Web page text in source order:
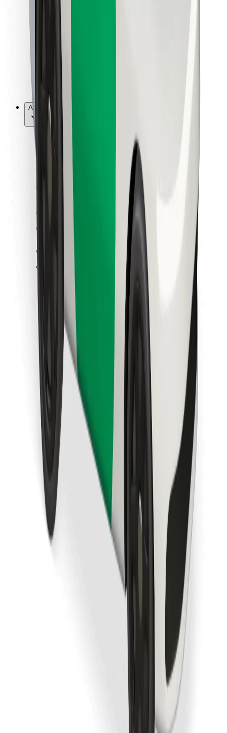
Per i conducenti
Per corrieri
Per i proprietari di flotta
Per ristoranti
Bolt per le aziende
Altro
Fornitori
Termini e condizioni
Fai una corsa in pochi minuti!
Scarica Bolt
Trova il tuo cibo preferito!
Scarica Bolt